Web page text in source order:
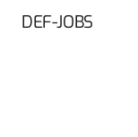
DEF-JOBS